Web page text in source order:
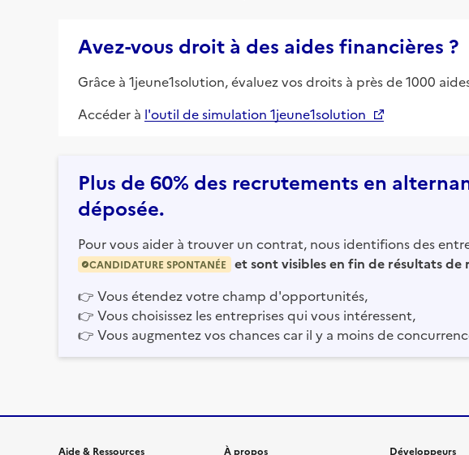
Avez-vous droit à des aides financières ?
Grâce à 1jeune1solution, évaluez vos droits à près de 1000
Accéder à l'outil de simulation 1jeune1solution
Plus de 60% des recrutements en
déposée.
Pour vous aider à trouver un contrat, nous identifions des
CANDIDATURE SPONTANÉE
et sont visibles en fin de résultats de
👉 Vous étendez votre champ d'opportunités,
👉 Vous choisissez les entreprises qui vous intéressent,
👉 Vous augmentez vos chances car il y a moins de
Aide & Ressources
À propos
Développeurs